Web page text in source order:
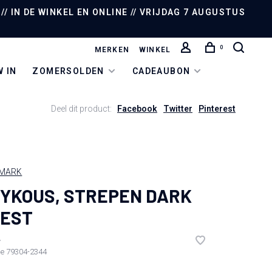
IN DE WINKEL EN ONLINE // VRIJDAG 7 AUGUSTUS
IN ZOMERSOLDEN CADEAUBON
MERKEN WINKEL 0
Deel dit product: Facebook Twitter Pinterest
STREPEN DARK
79304-2344